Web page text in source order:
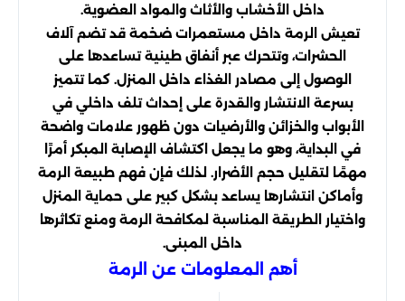
داخل الأخشاب والأثاث والمواد العضوية.
تعيش الرمة داخل مستعمرات ضخمة قد تضم آلاف
الحشرات، وتتحرك عبر أنفاق طينية تساعدها على
الوصول إلى مصادر الغذاء داخل المنزل. كما تتميز
بسرعة الانتشار والقدرة على إحداث تلف داخلي في
الأبواب والخزائن والأرضيات دون ظهور علامات واضحة
في البداية، وهو ما يجعل اكتشاف الإصابة المبكر أمرًا
مهمًا لتقليل حجم الأضرار. لذلك فإن فهم طبيعة الرمة
وأماكن انتشارها يساعد بشكل كبير على حماية المنزل
واختيار الطريقة المناسبة لمكافحة الرمة ومنع تكاثرها
داخل المبنى.
أهم المعلومات عن الرمة